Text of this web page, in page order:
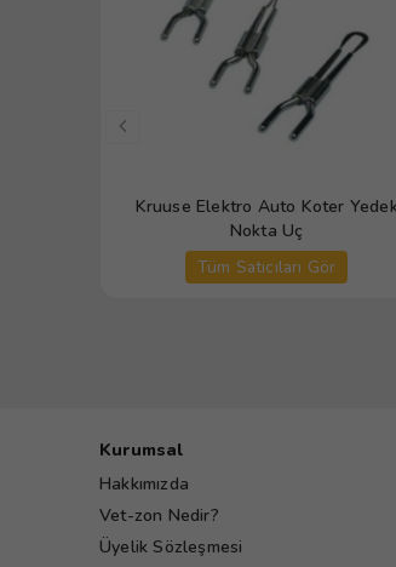
Kruuse Elektro Auto Koter
Nokta Uç
Tüm Satıcıları Gör
Kurumsal
Hakkımızda
Vet-zon Nedir?
Üyelik Sözleşmesi